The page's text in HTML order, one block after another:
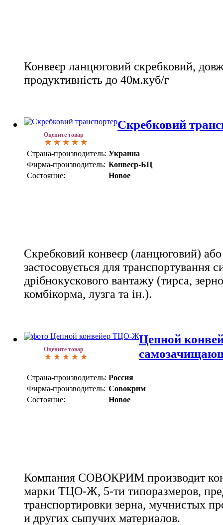
Конвеєр ланцюговий скребковий,
продуктивність до 40м.куб/г
Оцените товар
Скребковий
Страна-производитель: Украина
Фирма-производитель: Конвеєр-БЦ
Состояние:
Новое
Скребковий конвеєр (ланцюговий)
застосовується для транспортування
дрібнокускового вантажу (тирса,
комбікорма, лузга та ін.).
Оцените товар
Цепной
Страна-производитель: Россия
Фирма-производитель: Совокрим
Состояние:
Новое
Компания СОВОКРИМ производит
марки ТЦО-Ж, 5-ти типоразмеров,
транспортировки зерна, мучнистых
и других сыпучих материалов.